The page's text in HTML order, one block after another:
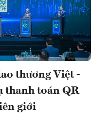
thương Việt -
thanh toán QR
giới